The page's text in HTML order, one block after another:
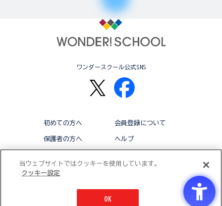
ワンダースクール公式SNS
初めての方へ 会員登録について
保護者の方へ ヘルプ
© BANDAI CO.,LTD 2015 ALL RIGHTS RESERVED
当ウェブサイトではクッキーを使用しています。
クッキー設定
OK